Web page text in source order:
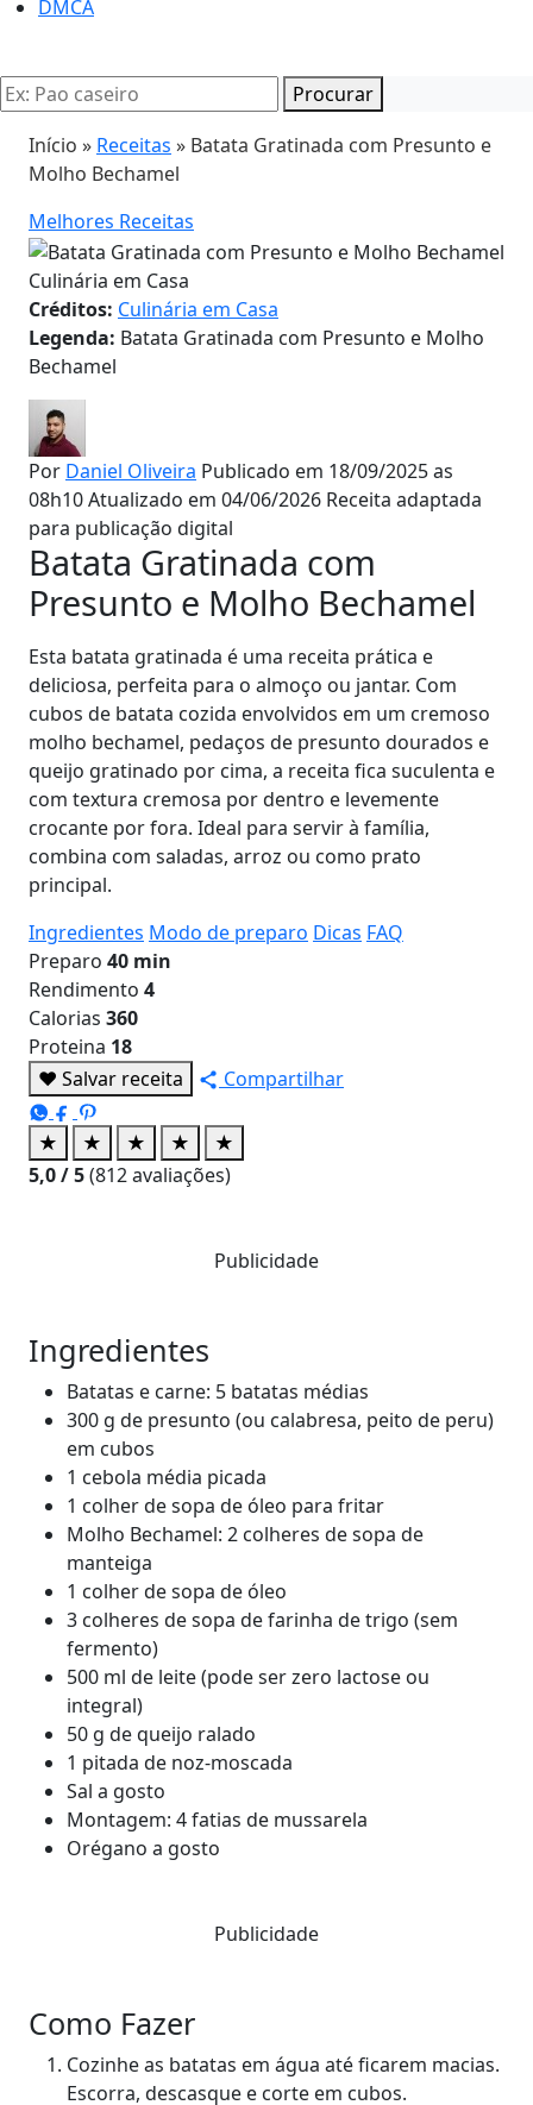
DMCA
Procurar
Início » Receitas » Batata Gratinada com Presunto e
Molho Bechamel
Melhores Receitas
Culinária em Casa
Créditos: Culinária em Casa
Legenda: Batata Gratinada com Presunto e Molho
Bechamel
Por Daniel Oliveira Publicado em 18/09/2025 as
08h10Atualizado em 04/06/2026 Receita adaptada
para publicação digital
Batata Gratinada com
Presunto e Molho Bechamel
Esta batata gratinada é uma receita prática e
deliciosa, perfeita para o almoço ou jantar. Com
cubos de batata cozida envolvidos em um cremoso
molho bechamel, pedaços de presunto dourados e
queijo gratinado por cima, a receita fica suculenta e
com textura cremosa por dentro e levemente
crocante por fora. Ideal para servir à família,
combina com saladas, arroz ou como prato
principal.
Ingredientes Modo de preparo Dicas FAQ
Preparo 40 min
Rendimento 4
Calorias 360
Proteina 18
♥ Salvar receita Compartilhar
★ ★ ★ ★
★
5,0/ 5(812avaliações)
Publicidade
Ingredientes
Batatas e carne: 5 batatas médias
300 g de presunto (ou calabresa, peito de peru)
em cubos
1 cebola média picada
1 colher de sopa de óleo para fritar
Molho Bechamel: 2 colheres de sopa de
manteiga
1 colher de sopa de óleo
3 colheres de sopa de farinha de trigo (sem
fermento)
500 ml de leite (pode ser zero lactose ou
integral)
50 g de queijo ralado
1 pitada de noz-moscada
Sal a gosto
Montagem: 4 fatias de mussarela
Orégano a gosto
Publicidade
Como Fazer
Cozinhe as batatas em água até ficarem macias.
Escorra, descasque e corte em cubos.